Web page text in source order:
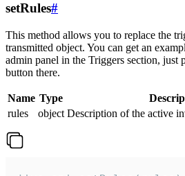
setRules#
This method allows you to replace the
transmitted object. You can get an
admin panel in the Triggers section, just
button there.
Name Type
rules
object Description of the active